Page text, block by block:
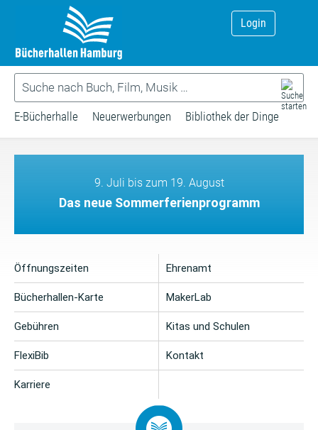
Login
E-Bücherhalle Neuerwerbungen Bibliothek der Dinge
9. Juli bis zum 19. August
Das neue Sommerferienprogramm
Öffnungszeiten
Bücherhallen-Karte
Gebühren
FlexiBib
Karriere
Ehrenamt
MakerLab
Kitas und Schulen
Kontakt